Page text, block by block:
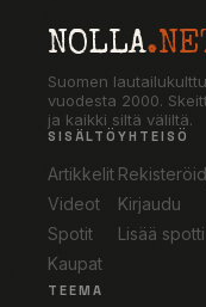
NOLLA
Suomen
vuodesta 2000.
ja kaikki siltä väliltä.
SISÄLTÖ
Artikkelit
Videot
Spotit
Kaupat
YHTEISÖ
Kirjaudu
Lisää spotti
TEEMA